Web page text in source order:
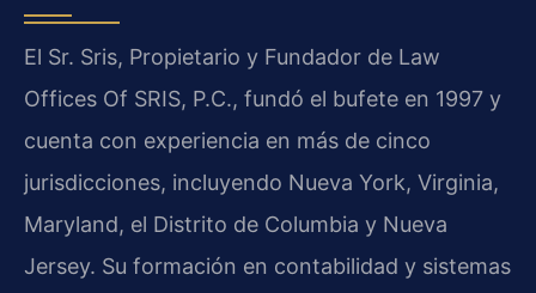
El Sr. Sris, Propietario y Fundador de Law
Offices Of SRIS, P.C., fundó el bufete en 1997 y
cuenta con experiencia en más de cinco
jurisdicciones, incluyendo Nueva York, Virginia,
Maryland, el Distrito de Columbia y Nueva
Jersey. Su formación en contabilidad y sistemas